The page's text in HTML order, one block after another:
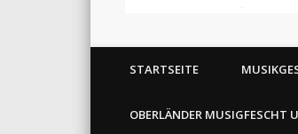
STARTSEITE
OBERLÄNDER MUSIGFESCHT